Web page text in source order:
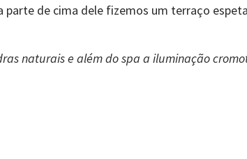
de cima dele fizemos um terraço
naturais e além do spa a iluminação